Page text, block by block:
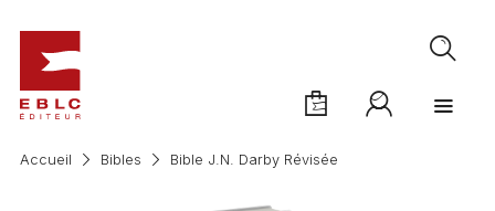
Accueil Bibles Bible J.N. Darby Révisée